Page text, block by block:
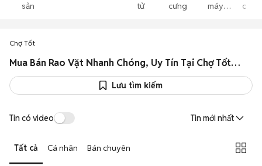
sản
tử
cưng
máy
Chợ Tốt
Mua Bán Rao Vặt Nhanh Chóng, Uy Tín Tại Chợ Tốt Toàn quốc
Lưu tìm kiếm
Tin có video Tin mới nhất
Tất cả Cá nhân Bán chuyên